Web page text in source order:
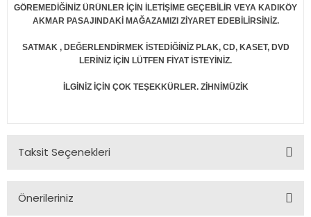
GÖREMEDİĞİNİZ ÜRÜNLER İÇİN İLETİŞİME GEÇEBİLİR VEYA KADIKÖY
AKMAR PASAJINDAKİ MAĞAZAMIZI ZİYARET EDEBİLİRSİNİZ.
SATMAK , DEĞERLENDİRMEK İSTEDİĞİNİZ PLAK, CD, KASET, DVD
LERİNİZ İÇİN LÜTFEN FİYAT İSTEYİNİZ.
İLGİNİZ İÇİN ÇOK TEŞEKKÜRLER. ZİHNİMÜZİK
Taksit Seçenekleri
Önerileriniz